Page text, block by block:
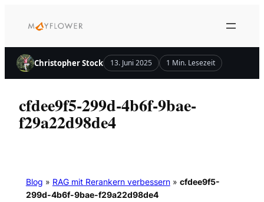
Inhalt
Christopher Stock 13. Juni 2025 1 Min. Lesezeit
cfdee9f5-299d-4b6f-9bae-
f29a22d98de4
Blog » RAG mit Rerankern verbessern» cfdee9f5-
299d-4b6f-9bae-f29a22d98de4